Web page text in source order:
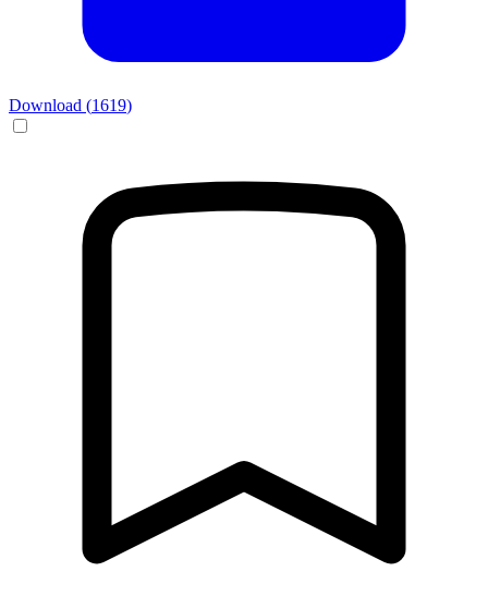
Download (1619)